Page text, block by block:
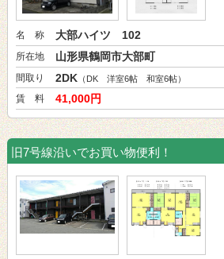
名 称 大部ハイツ 102
所在地 山形県鶴岡市大部町
間取り 2DK （DK 洋室6帖 和室6帖）
賃 料 41,000円
旧7号線沿いでお買い物便利！